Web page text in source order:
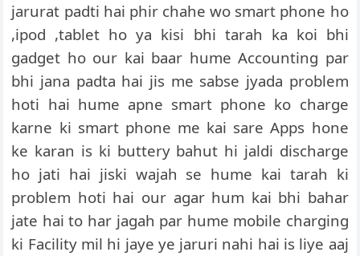
jarurat padti hai phir chahe wo smart phone ho
,ipod ,tablet ho ya kisi bhi tarah ka koi bhi
gadget ho our kai baar hume Accounting par
bhi jana padta hai jis me sabse jyada problem
hoti hai hume apne smart phone ko charge
karne ki smart phone me kai sare Apps hone
ke karan is ki buttery bahut hi jaldi discharge
ho jati hai jiski wajah se hume kai tarah ki
problem hoti hai our agar hum kai bhi bahar
jate hai to har jagah par hume mobile charging
ki Facility mil hi jaye ye jaruri nahi hai is liye aaj